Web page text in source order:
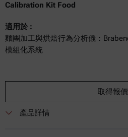
Calibration Kit Food
適用於 :
麵團加工與烘焙行為分析儀：
模組化系統
取得報價
產品詳情